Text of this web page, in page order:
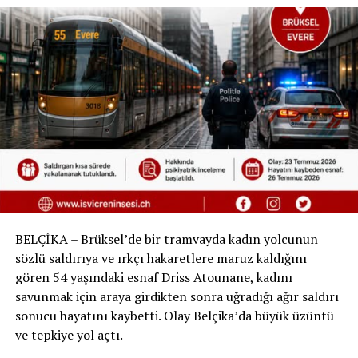
sağlanamamış ve süreç donmuştu. Şimdi, 2025 yazı
öncesi konu yeniden AB gündemine alındı. İki hafta
içinde yapılacak ulaştırma bakanları toplantısında
kararın masaya yatırılması bekleniyor.
HAVAYOLLARI NEDEN
DESTEKLİYOR?
Havayolları bu değişikliği savunuyor. “Airlines for
Europe” adlı birlik, mevcut kurallar nedeniyle bazı
firmaların uçağı tamamen iptal ettiğini, çünkü birkaç
sistemin firmalara daha esnek operasyon imkânı
tanıyacağını iddia ediyorlar.
TÜKETİCİ KURUMLARI NEDEN
TEPKİLİ?
BELÇİKA – Brüksel’de bir tramvayda kadın yolcunun
sözlü saldırıya ve ırkçı hakaretlere maruz kaldığını
gören 54 yaşındaki esnaf Driss Atounane, kadını
savunmak için araya girdikten sonra uğradığı ağır saldırı
sonucu hayatını kaybetti. Olay Belçika’da büyük üzüntü
ve tepkiye yol açtı.